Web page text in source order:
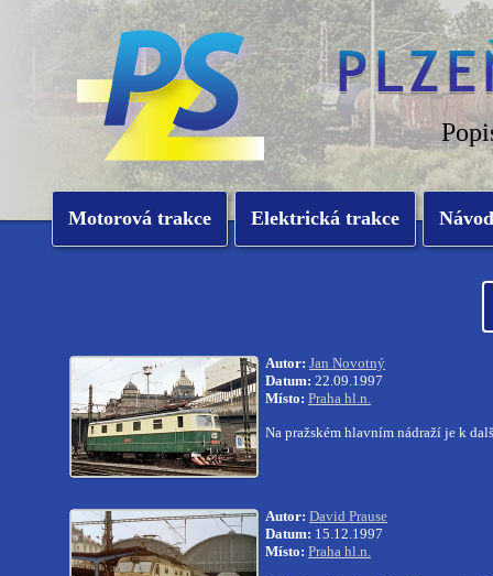
Motorová trakce Elektrická trakce
Autor: Jan Novotný
Datum: 22.09.1997
Místo: Praha hl.n.
Na pražském hlavním nádraží je k
Autor: David Prause
Datum: 15.12.1997
Místo: Praha hl.n.